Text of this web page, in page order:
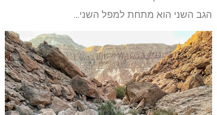
הגב השני הוא מתחת למפל השני…